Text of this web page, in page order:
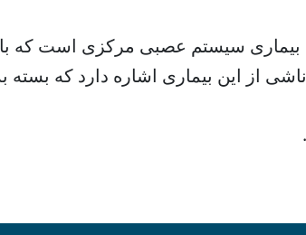
سیستم عصبی مرکزی است که
از این بیماری اشاره دارد که